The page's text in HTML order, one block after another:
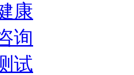
康
询
试